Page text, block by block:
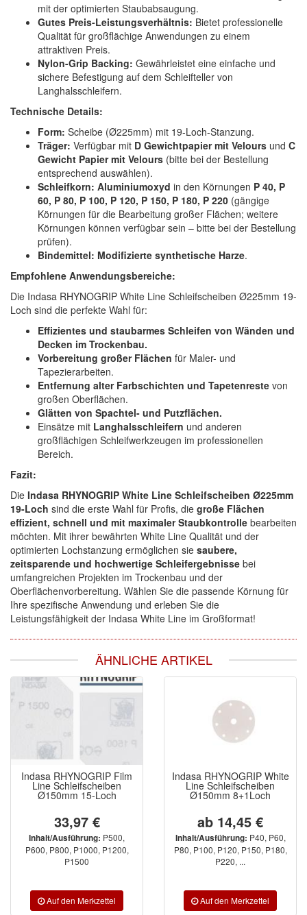
mit der optimierten Staubabsaugung.
Gutes Preis-Leistungsverhältnis: Bietet professionelle
Qualität für großflächige Anwendungen zu einem
attraktiven Preis.
Nylon-Grip Backing: Gewährleistet eine einfache und
sichere Befestigung auf dem Schleifteller von
Langhalsschleifern.
Technische Details:
Form: Scheibe (Ø225mm) mit 19-Loch-Stanzung.
Träger: Verfügbar mit D Gewichtpapier mit Velours und C
Gewicht Papier mit Velours (bitte bei der Bestellung
entsprechend auswählen).
Schleifkorn: Aluminiumoxyd in den Körnungen P 40, P
60, P 80, P 100, P 120, P 150, P 180, P 220 (gängige
Körnungen für die Bearbeitung großer Flächen; weitere
Körnungen können verfügbar sein – bitte bei der Bestellung
prüfen).
Bindemittel: Modifizierte synthetische Harze.
Empfohlene Anwendungsbereiche:
Die Indasa RHYNOGRIP White Line Schleifscheiben Ø225mm 19-
Loch sind die perfekte Wahl für:
Effizientes und staubarmes Schleifen von Wänden und
Decken im Trockenbau.
Vorbereitung großer Flächen für Maler- und
Tapezierarbeiten.
Entfernung alter Farbschichten und Tapetenreste von
großen Oberflächen.
Glätten von Spachtel- und Putzflächen.
Einsätze mit Langhalsschleifern und anderen
großflächigen Schleifwerkzeugen im professionellen
Bereich.
Fazit:
Die Indasa RHYNOGRIP White Line Schleifscheiben Ø225mm
19-Loch sind die erste Wahl für Profis, die große Flächen
effizient, schnell und mit maximaler Staubkontrolle bearbeiten
möchten. Mit ihrer bewährten White Line Qualität und der
optimierten Lochstanzung ermöglichen sie saubere,
zeitsparende und hochwertige Schleifergebnisse bei
umfangreichen Projekten im Trockenbau und der
Oberflächenvorbereitung. Wählen Sie die passende Körnung für
Ihre spezifische Anwendung und erleben Sie die
Leistungsfähigkeit der Indasa White Line im Großformat!
ÄHNLICHE ARTIKEL
Indasa RHYNOGRIP Film
Line Schleifscheiben
Ø150mm 15-Loch
33,97 €
Inhalt/Ausführung: P500,
P600, P800, P1000, P1200,
P1500
Indasa RHYNOGRIP White
Line Schleifscheiben
Ø150mm 8+1Loch
ab 14,45 €
Inhalt/Ausführung: P40, P60,
P80, P100, P120, P150, P180,
P220, ...